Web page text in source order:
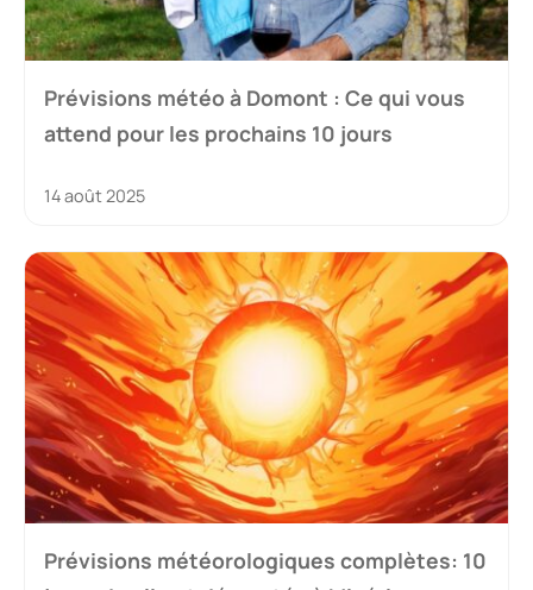
Prévisions météo à Domont : Ce qui vous
attend pour les prochains 10 jours
14 août 2025
Prévisions météorologiques complètes: 10